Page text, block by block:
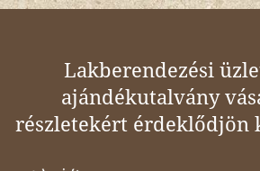
Lakberendezési
ajándékutalvány
részletekért érdeklődjön